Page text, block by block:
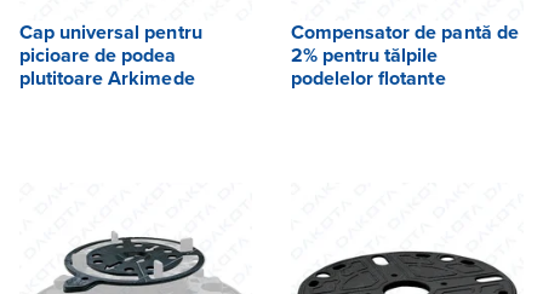
Cap universal pentru
picioare de podea
plutitoare Arkimede
Compensator de pantă de
2% pentru tălpile
podelelor flotante